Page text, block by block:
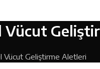
Vücut
Vücut Geliştirme Aletleri